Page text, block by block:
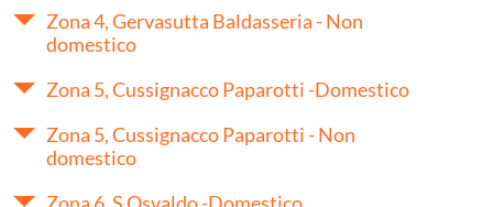
Zona 4, Gervasutta Baldasseria - Non
domestico
Zona 5, Cussignacco Paparotti -Domestico
Zona 5, Cussignacco Paparotti - Non
domestico
Zona 6, S.Osvaldo -Domestico